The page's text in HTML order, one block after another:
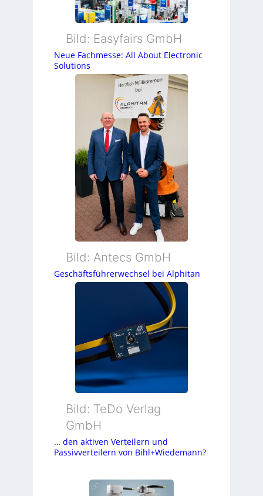
Bild: Easyfairs GmbH
Neue Fachmesse: All About Electronic
Solutions
Bild: Antecs GmbH
Geschäftsführerwechsel bei Alphitan
Bild: TeDo Verlag
GmbH
… den aktiven Verteilern und
Passivverteilern von Bihl+Wiedemann?